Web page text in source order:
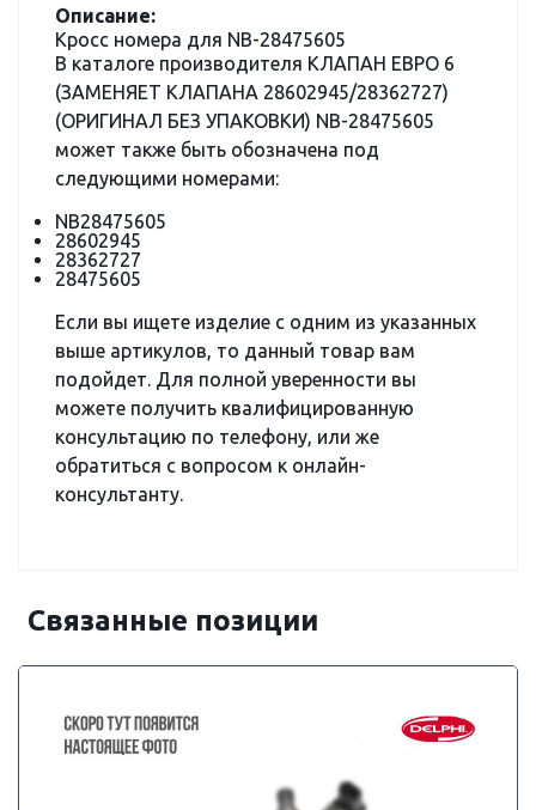
Описание:
Кросс номера для NB-28475605
В каталоге производителя КЛАПАН ЕВРО 6
(ЗАМЕНЯЕТ КЛАПАНА 28602945/28362727)
(ОРИГИНАЛ БЕЗ УПАКОВКИ) NB-28475605
может также быть обозначена под
следующими номерами:
NB28475605
28602945
28362727
28475605
Если вы ищете изделие с одним из указанных
выше артикулов, то данный товар вам
подойдет. Для полной уверенности вы
можете получить квалифицированную
консультацию по телефону, или же
обратиться с вопросом к онлайн-
консультанту.
Связанные позиции